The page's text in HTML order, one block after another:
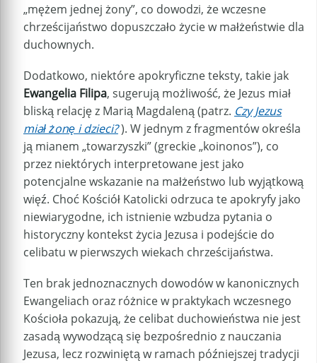
„mężem jednej żony”, co dowodzi, że wczesne
chrześcijaństwo dopuszczało życie w małżeństwie dla
duchownych.
Dodatkowo, niektóre apokryficzne teksty, takie jak
Ewangelia Filipa, sugerują możliwość, że Jezus miał
bliską relację z Marią Magdaleną (patrz. Czy Jezus
miał żonę i dzieci?). W jednym z fragmentów określa
ją mianem „towarzyszki” (greckie „koinonos”), co
przez niektórych interpretowane jest jako
potencjalne wskazanie na małżeństwo lub wyjątkową
więź. Choć Kościół Katolicki odrzuca te apokryfy jako
niewiarygodne, ich istnienie wzbudza pytania o
historyczny kontekst życia Jezusa i podejście do
celibatu w pierwszych wiekach chrześcijaństwa.
Ten brak jednoznacznych dowodów w kanonicznych
Ewangeliach oraz różnice w praktykach wczesnego
Kościoła pokazują, że celibat duchowieństwa nie jest
zasadą wywodzącą się bezpośrednio z nauczania
Jezusa, lecz rozwiniętą w ramach późniejszej tradycji